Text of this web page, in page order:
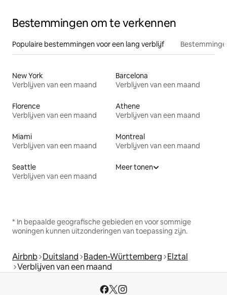
Bestemmingen om te verkennen
Populaire bestemmingen voor een lang verblijf
New York
Verblijven van een maand
Barcelona
Verblijven van een maand
Florence
Verblijven van een maand
Athene
Verblijven van een maand
Miami
Verblijven van een maand
Montreal
Verblijven van een maand
Seattle
Verblijven van een maand
Meer tonen
* In bepaalde geografische gebieden en voor sommige
woningen kunnen uitzonderingen van toepassing zijn.
Airbnb Duitsland Baden-Württemberg Elztal
Verblijven van een maand